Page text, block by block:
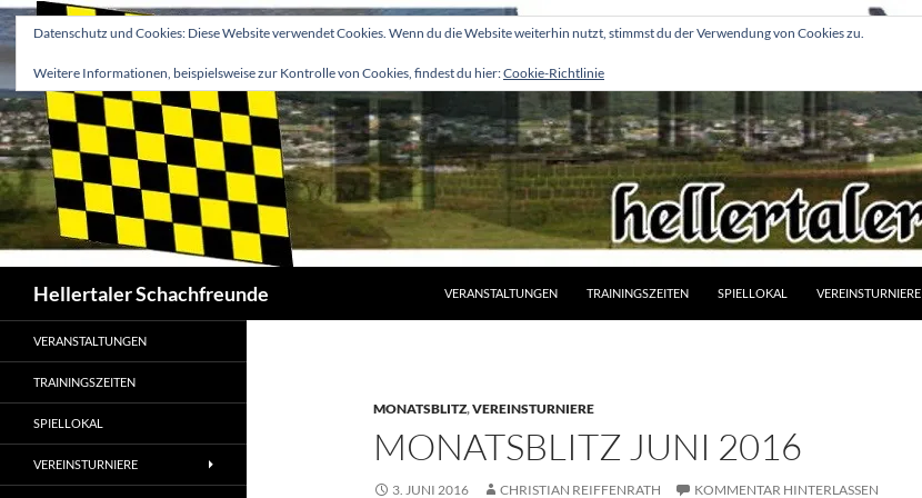
Zum
Inhalt
springen
Hellertaler Schachfreunde VERANSTALTUNGEN TRAININGSZEITEN SPIELLOKAL VEREINSTURNIERE
MONATSBLITZ,VEREINSTURNIERE
MONATSBLITZ JUNI 2016
3. JUNI 2016 CHRISTIAN REIFFENRATH KOMMENTAR HINTERLASSEN
VERANSTALTUNGEN
TRAININGSZEITEN
SPIELLOKAL
VEREINSTURNIERE
Datenschutz und Cookies: Diese Website verwendet Cookies. Wenn du die Website weiterhin nutzt, stimmst du der Verwendung von Cookies zu.
Weitere Informationen, beispielsweise zur Kontrolle von Cookies, findest du hier:Cookie-Richtlinie